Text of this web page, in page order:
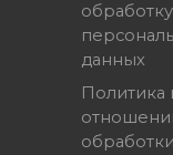
обработку
данных
Политика